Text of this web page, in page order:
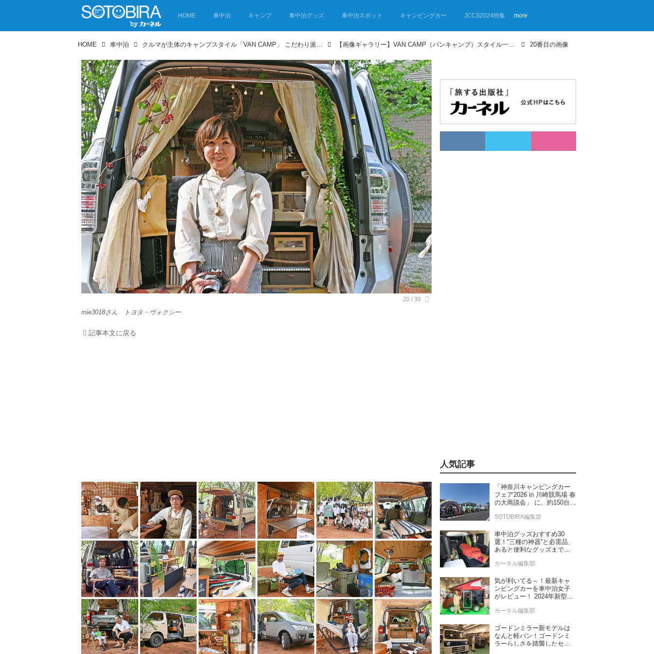
HOME 車中泊 キャンプ 車中泊グッズ 車中泊スポット キャンピングカー JCCS2024特集 more
HOME 車中泊 クルマが主体のキャンプスタイル「VAN CAMP」 こだわり派が続々参戦！イベントレポート 【画像ギャラリー】VAN CAMP（バンキャンプ）スタイル一挙公開！ 20番目の画像
mie3018さん トヨタ・ヴォクシー
記事本文に戻る
人気記事
「神奈川キャンピングカー
フェア2026 in 川崎競馬場 春
の大商談会」 に、約150台の
SOTOBIRA編集部
車中泊グッズおすすめ30
選！“三種の神器”と必需品、
あると便利なグッズまで車
カーネル編集部
気が利いてる～！最新キャ
ンピングカーを車中泊女子
がレビュー！ 2024年新型モ
カーネル編集部
ゴードンミラー新モデルは
なんと軽バン！ゴードンミ
ラーらしさを踏襲したセン